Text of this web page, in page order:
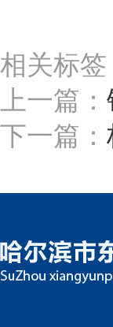
相关标
上一篇：
下一篇：